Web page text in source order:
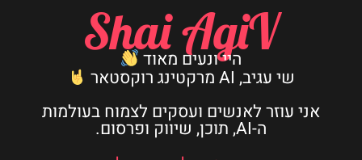
Shai AgiV
היי ונעים מאוד
שי עגיב, AI מרקטינג רוקסטאר
אני עוזר לאנשים ועסקים לצמוח בעולמות
ה-AI, תוכן, שיווק ופרסום.